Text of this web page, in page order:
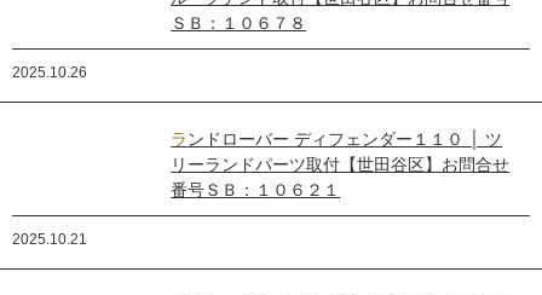
ＳＢ：１０６７８
2025.10.26
ランドローバー ディフェンダー１１０ │ ツ
リーランドパーツ取付【世田谷区】お問合せ
番号ＳＢ：１０６２１
2025.10.21